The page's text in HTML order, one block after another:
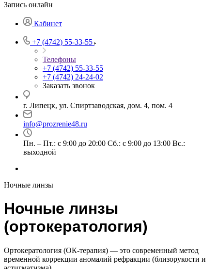
Запись онлайн
Кабинет
+7 (4742) 55-33-55
Телефоны
+7 (4742) 55-33-55
+7 (4742) 24-24-02
Заказать звонок
г. Липецк, ул. Спиртзаводская, дом. 4, пом. 4
info@prozrenie48.ru
Пн. – Пт.: с 9:00 до 20:00 Сб.: с 9:00 до 13:00 Вс.:
выходной
Ночные линзы
Ночные линзы
(ортокератология)
Ортокератология (ОК-терапия) — это современный метод
временной коррекции аномалий рефракции (близорукости и